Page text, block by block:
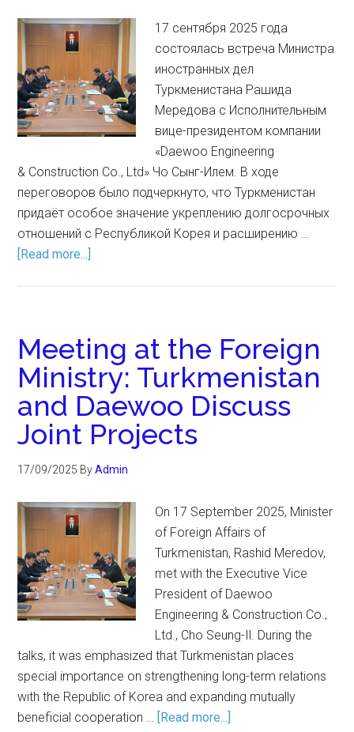
17 сентября 2025 года
состоялась встреча Министра
иностранных дел
Туркменистана Рашида
Мередова с Исполнительным
вице-президентом компании
«Daewoo Engineering
& Construction Co., Ltd» Чо Сынг-Илем. В ходе
переговоров было подчеркнуто, что Туркменистан
придаёт особое значение укреплению долгосрочных
отношений с Республикой Корея и расширению …
[Read more...]
Meeting at the Foreign
Ministry: Turkmenistan
and Daewoo Discuss
Joint Projects
17/09/2025 ByAdmin
On 17 September 2025, Minister
of Foreign Affairs of
Turkmenistan, Rashid Meredov,
met with the Executive Vice
President of Daewoo
Engineering & Construction Co.,
Ltd., Cho Seung-Il. During the
talks, it was emphasized that Turkmenistan places
special importance on strengthening long-term relations
with the Republic of Korea and expanding mutually
beneficial cooperation … [Read more...]